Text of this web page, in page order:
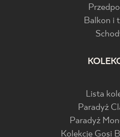
Balkon i
Lista
Paradyż
Paradyż
Kolekcje Gosi